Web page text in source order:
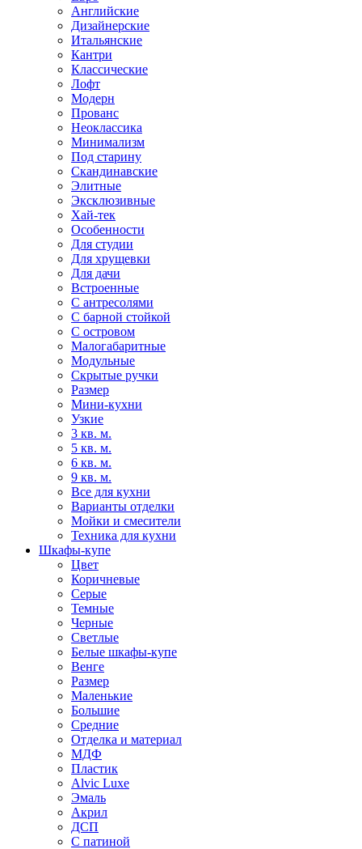
Английские
Дизайнерские
Итальянские
Кантри
Классические
Лофт
Модерн
Прованс
Неоклассика
Минимализм
Под старину
Скандинавские
Элитные
Эксклюзивные
Хай-тек
Особенности
Для студии
Для хрущевки
Для дачи
Встроенные
С антресолями
С барной стойкой
С островом
Малогабаритные
Модульные
Скрытые ручки
Размер
Мини-кухни
Узкие
3 кв. м.
5 кв. м.
6 кв. м.
9 кв. м.
Все для кухни
Варианты отделки
Мойки и смесители
Техника для кухни
Шкафы-купе
Цвет
Коричневые
Серые
Темные
Черные
Светлые
Белые шкафы-купе
Венге
Размер
Маленькие
Большие
Средние
Отделка и материал
МДФ
Пластик
Alvic Luxe
Эмаль
Акрил
ДСП
С патиной